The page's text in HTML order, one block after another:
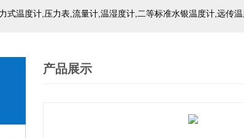
产品展示